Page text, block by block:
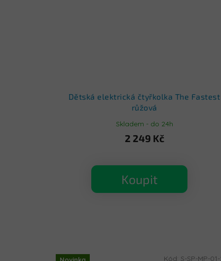
Dětská elektrická čtyřkolka The Fastest
růžová
Skladem - do 24h
2 249 Kč
Koupit
Kód:S-SP-MP-